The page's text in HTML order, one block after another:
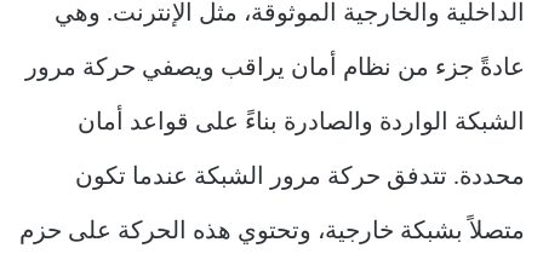
الداخلية والخارجية الموثوقة، مثل الإنترنت. وهي
عادةً جزء من نظام أمان يراقب ويصفي حركة مرور
الشبكة الواردة والصادرة بناءً على قواعد أمان
محددة. تتدفق حركة مرور الشبكة عندما تكون
متصلاً بشبكة خارجية، وتحتوي هذه الحركة على حزم